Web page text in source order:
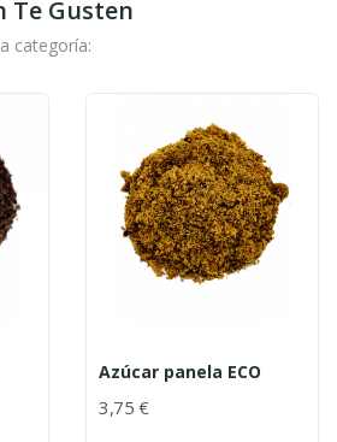
Te Gusten
categoría:
Azúcar panela ECO
3,75 €